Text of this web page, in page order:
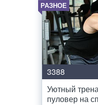
РАЗНОЕ
3388
Уютный
пуловер на